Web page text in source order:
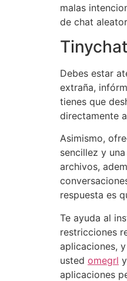
malas
de chat
Debes estar
extraña,
tienes que
directamente
Asimismo,
sencillez y
archivos,
respuesta es
Te ayuda al
restricciones
aplicaciones,
usted omegrl
aplicaciones